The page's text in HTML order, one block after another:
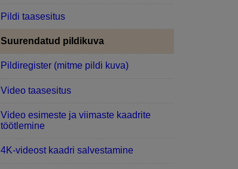
Pildi taasesitus
Suurendatud pildikuva
Pildiregister (mitme pildi kuva)
Video taasesitus
Video esimeste ja viimaste kaadrite
töötlemine
4K-videost kaadri salvestamine